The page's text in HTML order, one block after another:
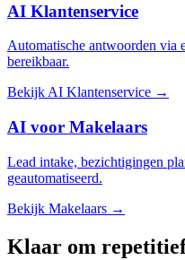
AI Klantenservice
Automatische antwoorden via
bereikbaar.
Bekijk AI Klantenservice →
AI voor Makelaars
Lead intake, bezichtigingen
geautomatiseerd.
Bekijk Makelaars →
Klaar om